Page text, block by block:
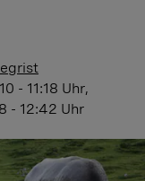
- 11:18 Uhr,
- 12:42 Uhr